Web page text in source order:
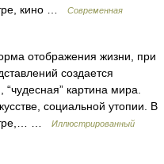
кино …
Современная
отображения жизни, при
создается
картина мира.
социальной утопии. В
…
Иллюстрированный